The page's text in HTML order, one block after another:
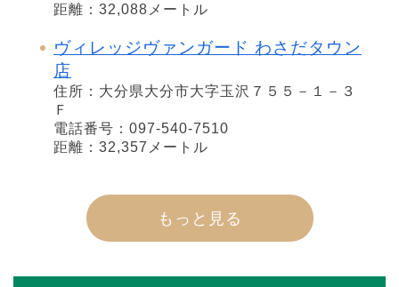
距離：32,088メートル
ヴィレッジヴァンガード わさだタウン
店
住所：大分県大分市大字玉沢７５５－１－３
Ｆ
電話番号：097-540-7510
距離：32,357メートル
もっと見る